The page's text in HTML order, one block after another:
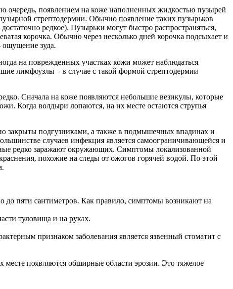
очередь, появлением на коже наполненных жидкостью пузырей
стрептодермии. Обычно появление таких пузырьков
редкое). Пузырьки могут быстро распространяться,
корочка. Обычно через несколько дней корочка подсыхает и
ощущение зуда.
на поврежденных участках кожи может наблюдаться
лимфоузлы – в случае с такой формой стрептодермии
Сначала на коже появляются небольшие везикулы, которые
Когда волдыри лопаются, на их месте остаются струпья
закрыты подгузниками, а также в подмышечных впадинах и
случаев инфекция является самоограничивающейся и
редко заражают окружающих. Симптомы локализованной
похожие на следы от ожогов горячей водой. По этой
до пяти сантиметров. Как правило, симптомы возникают на
туловища и на руках.
признаком заболевания является язвенный стоматит с
появляются обширные области эрозии. Это тяжелое